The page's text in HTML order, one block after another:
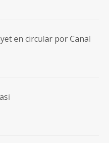
en circular por Canal